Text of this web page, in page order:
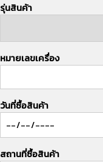
รุ่นสินค้า
หมายเลขเครื่อง
วันที่ซื้อสินค้า
สถานที่ซื้อสินค้า